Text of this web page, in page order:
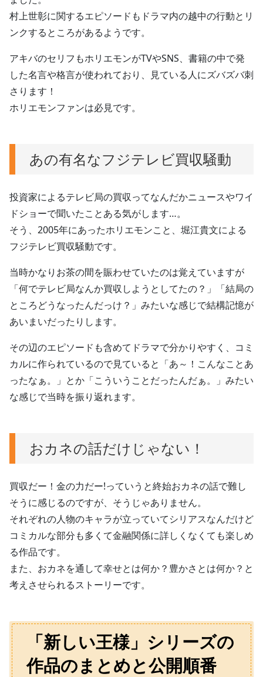
村上世彰に関するエピソードもドラマ内の越中の行動とリ
ンクするところがあるようです。
アキバのセリフもホリエモンがTVやSNS、書籍の中で発
した名言や格言が使われており、見ている人にズバズバ刺
さります！
ホリエモンファンは必見です。
あの有名なフジテレビ買収騒動
投資家によるテレビ局の買収ってなんだかニュースやワイ
ドショーで聞いたことある気がします…。
そう、2005年にあったホリエモンこと、堀江貴文による
フジテレビ買収騒動です。
当時かなりお茶の間を賑わせていたのは覚えていますが
「何でテレビ局なんか買収しようとしてたの？」「結局の
ところどうなったんだっけ？」みたいな感じで結構記憶が
あいまいだったりします。
その辺のエピソードも含めてドラマで分かりやすく、コミ
カルに作られているので見ていると「あ～！こんなことあ
ったなぁ。」とか「こういうことだったんだぁ。」みたい
な感じで当時を振り返れます。
おカネの話だけじゃない！
買収だー！金の力だー!っていうと終始おカネの話で難し
そうに感じるのですが、そうじゃありません。
それぞれの人物のキャラが立っていてシリアスなんだけど
コミカルな部分も多くて金融関係に詳しくなくても楽しめ
る作品です。
また、おカネを通して幸せとは何か？豊かさとは何か？と
考えさせられるストーリーです。
「新しい王様」シリーズの
作品のまとめと公開順番